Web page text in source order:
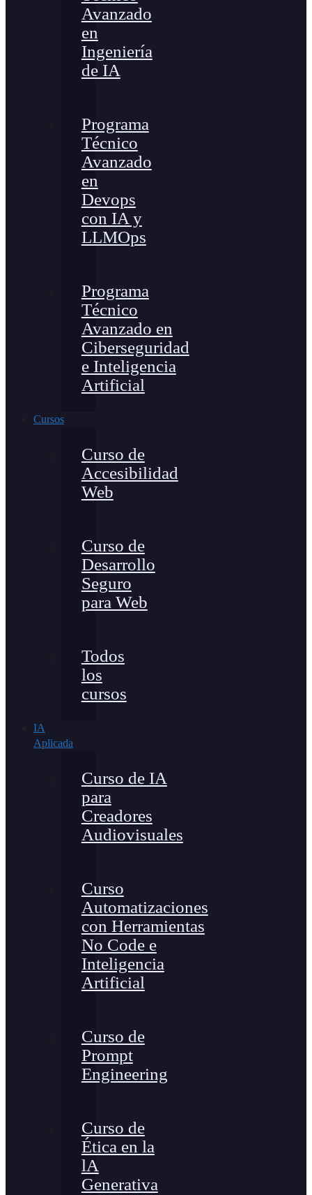
Avanzado
en
Ingeniería
de IA
Programa
Técnico
Avanzado
en
Devops
con IA y
LLMOps
Programa
Técnico
Avanzado en
Ciberseguridad
e Inteligencia
Artificial
Cursos
Curso de
Accesibilidad
Web
Curso de
Desarrollo
Seguro
para Web
Todos
los
cursos
IA
Aplicada
Curso de IA
para
Creadores
Audiovisuales
Curso
Automatizaciones
con Herramientas
No Code e
Inteligencia
Artificial
Curso de
Prompt
Engineering
Curso de
Ética en la
lA
Generativa